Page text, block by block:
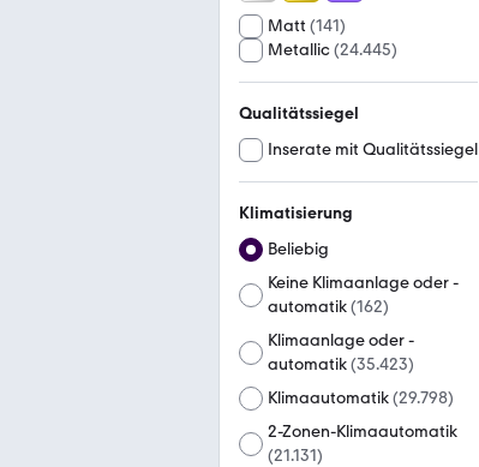
Matt (141)
Metallic(24.445)
Qualitätssiegel
Inserate mit Qualitätssiegel
Klimatisierung
Beliebig
Keine Klimaanlage oder -
automatik(162)
Klimaanlage oder -
automatik(35.423)
Klimaautomatik(29.798)
2-Zonen-Klimaautomatik
(21.131)